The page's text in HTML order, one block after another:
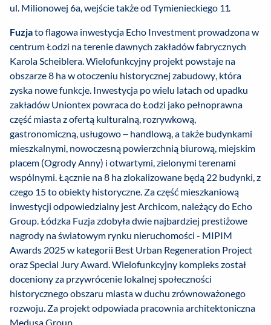
ul. Milionowej 6a, wejście także od Tymienieckiego 11.
Fuzjato flagowa inwestycja Echo Investment prowadzona w
centrum Łodzi na terenie dawnych zakładów fabrycznych
Karola Scheiblera. Wielofunkcyjny projekt powstaje na
obszarze 8 ha w otoczeniu historycznej zabudowy, która
zyska nowe funkcje. Inwestycja po wielu latach od upadku
zakładów Uniontex powraca do Łodzi jako pełnoprawna
część miasta z ofertą kulturalną, rozrywkową,
gastronomiczną, usługowo – handlową, a także budynkami
mieszkalnymi, nowoczesną powierzchnią biurową, miejskim
placem (Ogrody Anny) i otwartymi, zielonymi terenami
wspólnymi. Łącznie na 8 ha zlokalizowane będą 22 budynki, z
czego 15 to obiekty historyczne. Za część mieszkaniową
inwestycji odpowiedzialny jest Archicom, należący do Echo
Group. Łódzka Fuzja zdobyła dwie najbardziej prestiżowe
nagrody na światowym rynku nieruchomości - MIPIM
Awards 2025 w kategorii Best Urban Regeneration Project
oraz Special Jury Award. Wielofunkcyjny kompleks został
doceniony za przywrócenie lokalnej społeczności
historycznego obszaru miasta w duchu zrównoważonego
rozwoju. Za projekt odpowiada pracownia architektoniczna
Medusa Group.